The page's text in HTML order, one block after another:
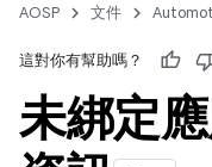
AOSP 文件
這對你有幫助嗎？
未綁定